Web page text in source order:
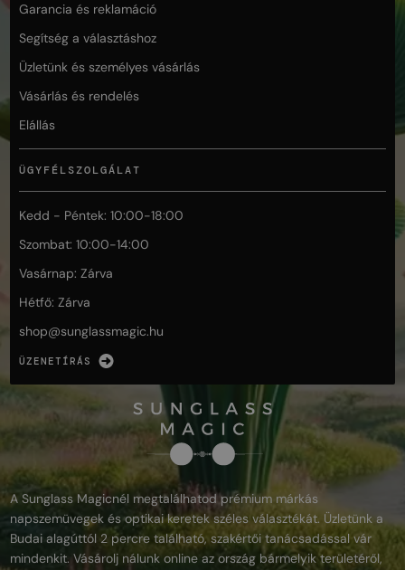
Garancia és reklamáció
Segítség a választáshoz
Üzletünk és személyes vásárlás
Vásárlás és rendelés
Elállás
ÜGYFÉLSZOLGÁLAT
Kedd - Péntek: 10:00-18:00
Szombat: 10:00-14:00
Vasárnap: Zárva
Hétfő: Zárva
shop@sunglassmagic.hu
ÜZENETÍRÁS
A Sunglass Magicnél megtalálhatod prémium márkás
napszemüvegek és optikai keretek széles választékát. Üzletünk a
Budai alagúttól 2 percre található, szakértői tanácsadással vár
mindenkit. Vásárolj nálunk online az ország bármelyik területéről,